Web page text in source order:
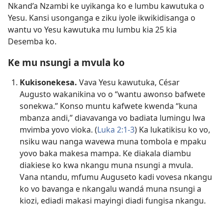
Nkand’a Nzambi ke uyikanga ko e lumbu kawutuka o
Yesu. Kansi usonganga e ziku iyole ikwikidisanga o
wantu vo Yesu kawutuka mu lumbu kia 25 kia
Desemba ko.
Ke mu nsungi a mvula ko
Kukisonekesa. Vava Yesu kawutuka, César
Augusto wakanikina vo o “wantu awonso bafwete
sonekwa.” Konso muntu kafwete kwenda “kuna
mbanza andi,” diavavanga vo badiata lumingu lwa
mvimba yovo vioka. (Luka 2:1-3) Ka lukatikisu ko vo,
nsiku wau nanga wavewa muna tombola e mpaku
yovo baka makesa mampa. Ke diakala diambu
diakiese ko kwa nkangu muna nsungi a mvula.
Vana ntandu, mfumu Auguseto kadi vovesa nkangu
ko vo bavanga e nkangalu wandá muna nsungi a
kiozi, ediadi makasi mayingi diadi fungisa nkangu.